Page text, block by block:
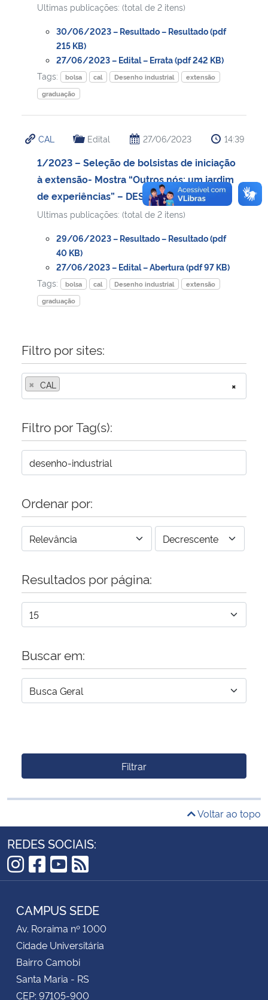
Ultimas publicações: (total de 2 itens)
30/06/2023 – Resultado – Resultado (pdf
215 KB)
27/06/2023 – Edital – Errata (pdf 242 KB)
Tags:
bolsa cal Desenho industrial
extensão
graduação
CAL Edital 27/06/2023 14:39
1/2023 – Seleção de bolsistas de iniciação
à extensão- Mostra “Outros nós: um jardim
de experiências” – DESENHO INDUSTRIAL
Ultimas publicações: (total de 2 itens)
29/06/2023 – Resultado – Resultado (pdf
40 KB)
27/06/2023 – Edital – Abertura (pdf 97 KB)
Tags:
bolsa cal Desenho industrial
extensão
graduação
Filtro por sites:
×
× CAL
Filtro por Tag(s):
Ordenar por:
Resultados por página:
Buscar em:
Filtrar
Voltar ao topo
REDES SOCIAIS:
Instagram
Facebook
YouTube
RSS
CAMPUS SEDE
Av. Roraima nº 1000
Cidade Universitária
Bairro Camobi
Santa Maria - RS
CEP: 97105-900